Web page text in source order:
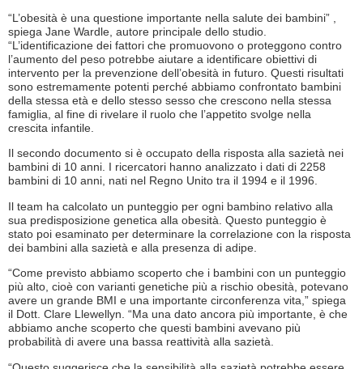
“L’obesità è una questione importante nella salute dei bambini” ,
spiega Jane Wardle, autore principale dello studio.
“L’identificazione dei fattori che promuovono o proteggono contro
l’aumento del peso potrebbe aiutare a identificare obiettivi di
intervento per la prevenzione dell’obesità in futuro. Questi risultati
sono estremamente potenti perché abbiamo confrontato bambini
della stessa età e dello stesso sesso che crescono nella stessa
famiglia, al fine di rivelare il ruolo che l’appetito svolge nella
crescita infantile.
Il secondo documento si è occupato della risposta alla sazietà nei
bambini di 10 anni. I ricercatori hanno analizzato i dati di 2258
bambini di 10 anni, nati nel Regno Unito tra il 1994 e il 1996.
Il team ha calcolato un punteggio per ogni bambino relativo alla
sua predisposizione genetica alla obesità. Questo punteggio è
stato poi esaminato per determinare la correlazione con la risposta
dei bambini alla sazietà e alla presenza di adipe.
“Come previsto abbiamo scoperto che i bambini con un punteggio
più alto, cioè con varianti genetiche più a rischio obesità, potevano
avere un grande BMI e una importante circonferenza vita,” spiega
il Dott. Clare Llewellyn. “Ma una dato ancora più importante, è che
abbiamo anche scoperto che questi bambini avevano più
probabilità di avere una bassa reattività alla sazietà.